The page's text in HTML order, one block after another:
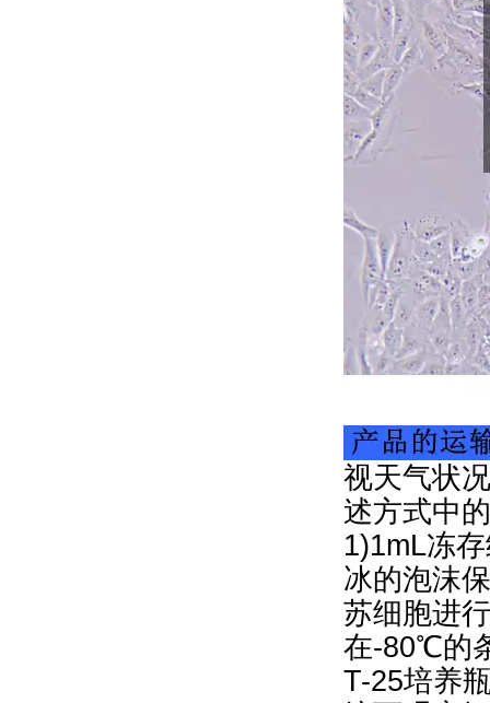
视天气状
述方式中
1)1mL冻
冰的泡沫
苏细胞进
在-80℃的
T-25培养